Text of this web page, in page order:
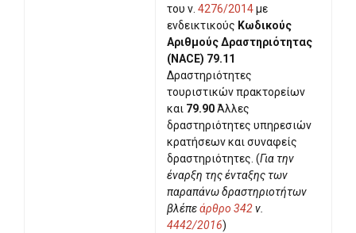
του ν. 4276/2014με
ενδεικτικούς Κωδικούς
Αριθμούς Δραστηριότητας
(NACE) 79.11
Δραστηριότητες
τουριστικών πρακτορείων
και 79.90Άλλες
δραστηριότητες υπηρεσιών
κρατήσεων και συναφείς
δραστηριότητες. (Για την
έναρξη της ένταξης των
παραπάνω δραστηριοτήτων
βλέπεάρθρο 342ν.
4442/2016)